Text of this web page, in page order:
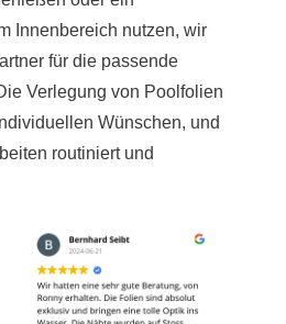
Innenbereich nutzen, wir
für die passende
Verlegung von Poolfolien
Wünschen, und
routiniert und